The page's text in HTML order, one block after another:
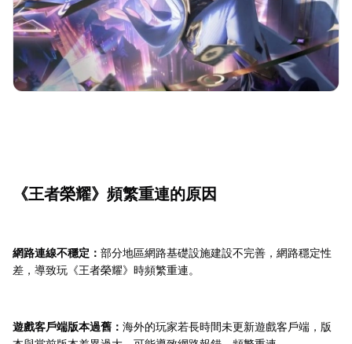
《王者榮耀》頻繁重連的原因
網路連線不穩定： 部分地區網路基礎設施建設不完善，網路穩定性
差，導致玩《王者榮耀》時頻繁重連。
遊戲客戶端版本過舊： 海外的玩家若長時間未更新遊戲客戶端，版